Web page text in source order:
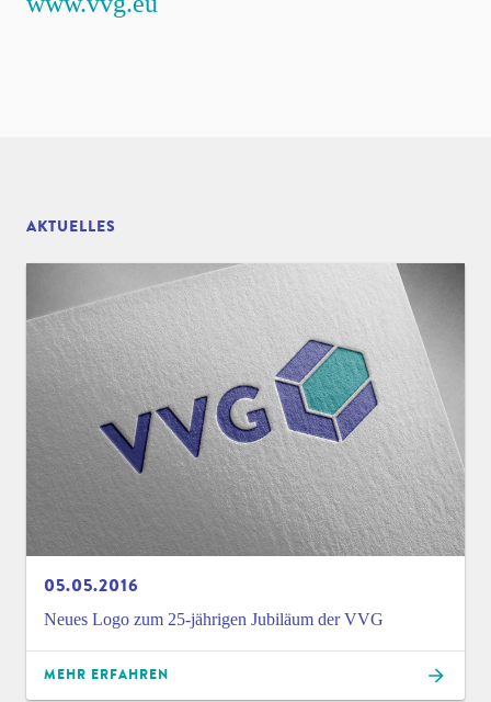
AKTUELLES
05.05.2016
Neues Logo zum 25-jährigen Jubiläum der VVG
MEHR ERFAHREN